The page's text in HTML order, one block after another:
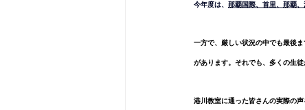
今年度は、 那覇国際、首里、那覇
一方で、厳しい状況の中でも最後
があります。それでも、多くの生
港川教室に通った皆さんの実際の声